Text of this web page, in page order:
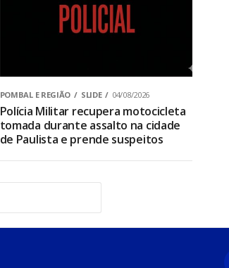
POMBAL E REGIÃO SLIDE 04/08/2026
Polícia Militar recupera motocicleta
tomada durante assalto na cidade
de Paulista e prende suspeitos